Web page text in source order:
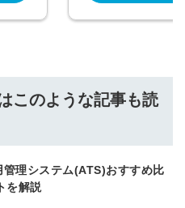
このような記事も読
管理システム(ATS)おすすめ比
を解説